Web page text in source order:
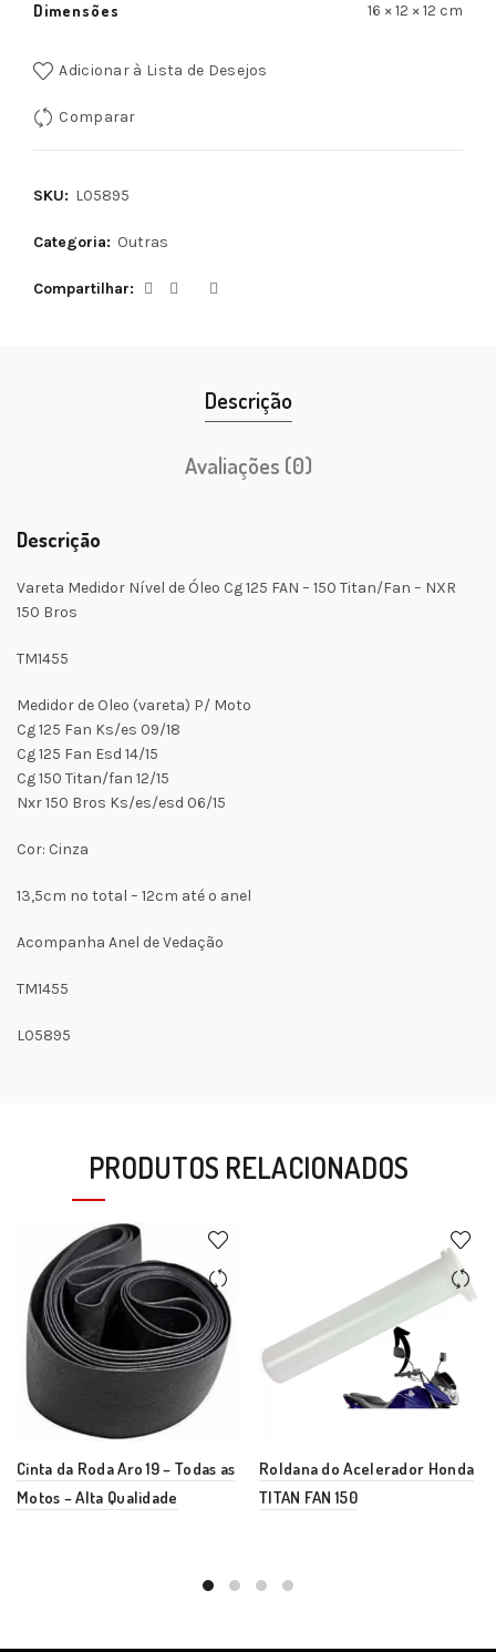
Dimensões 16 × 12 × 12 cm
Adicionar à Lista de Desejos
Comparar
SKU: L05895
Categoria: Outras
Compartilhar
Descrição
Avaliações (0)
Descrição
Vareta Medidor Nível de Óleo Cg 125 FAN – 150 Titan/Fan – NXR
150 Bros
TM1455
Medidor de Oleo (vareta) P/ Moto
Cg 125 Fan Ks/es 09/18
Cg 125 Fan Esd 14/15
Cg 150 Titan/fan 12/15
Nxr 150 Bros Ks/es/esd 06/15
Cor: Cinza
13,5cm no total – 12cm até o anel
Acompanha Anel de Vedação
TM1455
L05895
PRODUTOS RELACIONADOS
Cinta da Roda Aro 19 – Todas as
Motos – Alta Qualidade
Roldana do Acelerador Honda
TITAN FAN 150